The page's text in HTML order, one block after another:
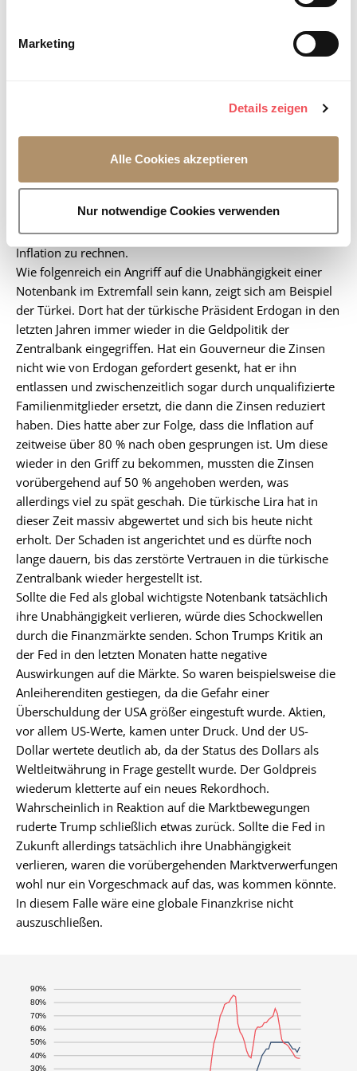
akzeptieren" klicken, willigen Sie ein, dass Ihre Daten in
findet die zuvor beschriebene Übermittlung nicht statt.
l
Marketing
Details zeigen
Alle Cookies akzeptieren
Nur notwendige Cookies verwenden
Unabhängigkeit. Die Unabhängigkeit einer Notenbank ist
Vertrauen zu genießen und die geldpolitischen Ziele zu
Unabhängigkeitsverlust der Fed hätte
schwerwiegende Folgen
Sollte es der US-Regierung tatsächlich gelingen, die Fed
gefügig zu machen, wäre mit einer zu lockeren Geldpolitik
und damit einhergehend einem deutlichen Anstieg der
Inflation zu rechnen.
Wie folgenreich ein Angriff auf die Unabhängigkeit einer
Notenbank im Extremfall sein kann, zeigt sich am Beispiel
der Türkei. Dort hat der türkische Präsident Erdogan in den
letzten Jahren immer wieder in die Geldpolitik der
Zentralbank eingegriffen. Hat ein Gouverneur die Zinsen
nicht wie von Erdogan gefordert gesenkt, hat er ihn
entlassen und zwischenzeitlich sogar durch unqualifizierte
Familienmitglieder ersetzt, die dann die Zinsen reduziert
haben. Dies hatte aber zur Folge, dass die Inflation auf
zeitweise über 80 % nach oben gesprungen ist. Um diese
wieder in den Griff zu bekommen, mussten die Zinsen
vorübergehend auf 50 % angehoben werden, was
allerdings viel zu spät geschah. Die türkische Lira hat in
dieser Zeit massiv abgewertet und sich bis heute nicht
erholt. Der Schaden ist angerichtet und es dürfte noch
lange dauern, bis das zerstörte Vertrauen in die türkische
Zentralbank wieder hergestellt ist.
Sollte die Fed als global wichtigste Notenbank tatsächlich
ihre Unabhängigkeit verlieren, würde dies Schockwellen
durch die Finanzmärkte senden. Schon Trumps Kritik an
der Fed in den letzten Monaten hatte negative
Auswirkungen auf die Märkte. So waren beispielsweise die
Anleiherenditen gestiegen, da die Gefahr einer
Überschuldung der USA größer eingestuft wurde. Aktien,
vor allem US-Werte, kamen unter Druck. Und der US-
Dollar wertete deutlich ab, da der Status des Dollars als
Weltleitwährung in Frage gestellt wurde. Der Goldpreis
wiederum kletterte auf ein neues Rekordhoch.
Wahrscheinlich in Reaktion auf die Marktbewegungen
ruderte Trump schließlich etwas zurück. Sollte die Fed in
Zukunft allerdings tatsächlich ihre Unabhängigkeit
verlieren, waren die vorübergehenden Marktverwerfungen
wohl nur ein Vorgeschmack auf das, was kommen könnte.
In diesem Falle wäre eine globale Finanzkrise nicht
auszuschließen.